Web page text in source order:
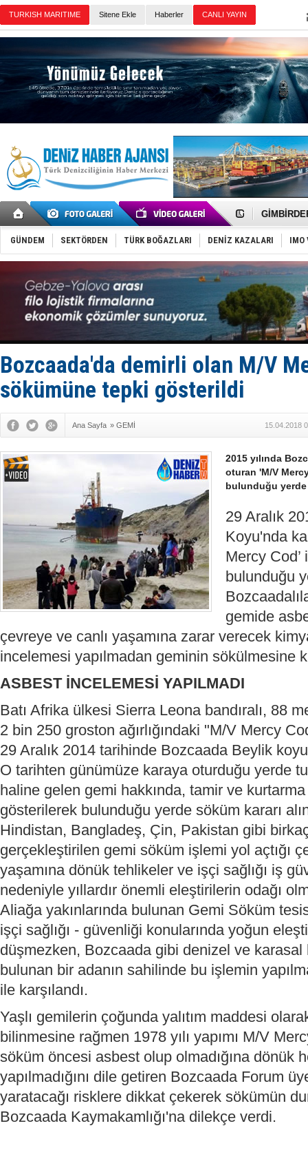
Sitene Ekle Haberler
İngiliz
FESCO,
35 milyon
İnsansız
Yüzyıl
Anadolu
Derince,
Tüpraş,
İTU AUV,
LNG
PROYAD,
Türkiye-
GÜNDEM SEKTÖRDEN TÜRK BOĞAZLARI DENİZ KAZALARI IMO
Bozcaada'da demirli olan M/V
sökümüne tepki gösterildi
Ana Sayfa » GEMİ 15.04.2018
2015 yılında
oturan 'M/V
bulunduğu
29 Aralık
Koyu'nda
Mercy
bulunduğu
gemide
çevreye ve canlı yaşamına zarar verecek
incelemesi yapılmadan geminin sökülmesine
ASBEST İNCELEMESİ YAPILMADI
Batı Afrika ülkesi Sierra Leona bandıralı, 88
2 bin 250 groston ağırlığındaki "M/V Mercy
29 Aralık 2014 tarihinde Bozcaada Beylik
O tarihten günümüze karaya oturduğu yerde
haline gelen gemi hakkında, tamir ve
gösterilerek bulunduğu yerde söküm kararı
Hindistan, Bangladeş, Çin, Pakistan gibi
gerçekleştirilen gemi söküm işlemi yol açtığı
yaşamına dönük tehlikeler ve işçi sağlığı iş
nedeniyle yıllardır önemli eleştirilerin odağı
Aliağa yakınlarında bulunan Gemi Söküm
işçi sağlığı - güvenliği konularında yoğun
düşmezken, Bozcaada gibi denizel ve karasal
bulunan bir adanın sahilinde bu işlemin
ile karşılandı.
Yaşlı gemilerin çoğunda yalıtım maddesi
bilinmesine rağmen 1978 yılı yapımı M/V
söküm öncesi asbest olup olmadığına dönük
yapılmadığını dile getiren Bozcaada Forum
yaratacağı risklere dikkat çekerek sökümün
Bozcaada Kaymakamlığı'na dilekçe verdi.